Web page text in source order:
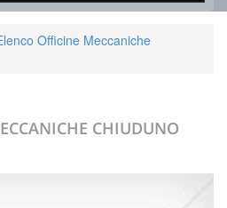
Officine Meccaniche
CHIUDUNO